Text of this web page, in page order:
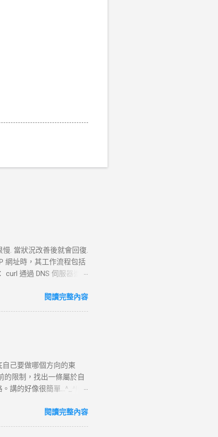
. 當狀況改善後就會回復.
網址時，其工作流程包括
curl 通過 DNS 伺服器進行
過程 ： curl 通過系統內核
標 ：向伺服器發送具體
標頭並附加任何所需的
並準備回應，若過程中出
態文件或調用後端服
。 5. 接收 HTTP 回應 目
應標頭（包括狀態碼，
閱讀完整內容
己要做哪個方向的東
的限制，找出一條屬於自
講的好像很簡單...^_^!!
跳到更好的工作 研究所隨
閱讀完整內容